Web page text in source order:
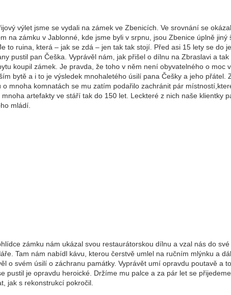
výlet jsme se vydali na zámek ve Zbenicích. Ve srovnání se
na zámku v Jablonné, kde jsme byli v srpnu, jsou Zbenice úplně jiný
to ruina, která – jak se zdá – jen tak tak stojí. Před asi 15 lety se do
pustil pan Češka. Vyprávěl nám, jak přišel o dílnu na Zbraslavi a tak
koupil zámek. Je pravda, že toho v něm není obyvatelného o moc
bytě a i to je výsledek mnohaletého úsilí pana Češky a jeho přátel.
o mnoha komnatách se mu zatím podařilo zachránit pár
mnoha artefakty ve stáří tak do 150 let. Leckteré z nich naše klientky
mládí.
zámku nám ukázal svou restaurátorskou dílnu a vzal nás do své
Tam nám nabídl kávu, kterou čerstvě umlel na ručním mlýnku a
o svém úsilí o záchranu památky. Vyprávět umí opravdu poutavě a
pustil je opravdu heroické. Držíme mu palce a za pár let se přijedeme
jak s rekonstrukcí pokročil.